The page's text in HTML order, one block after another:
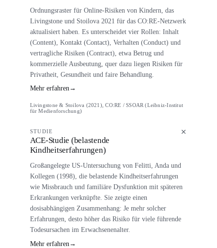
Ordnungsraster für Online-Risiken von Kindern, das
Livingstone und Stoilova 2021 für das CO:RE-Netzwerk
aktualisiert haben. Es unterscheidet vier Rollen: Inhalt
(Content), Kontakt (Contact), Verhalten (Conduct) und
vertragliche Risiken (Contract), etwa Betrug und
kommerzielle Ausbeutung, quer dazu liegen Risiken für
Privatheit, Gesundheit und faire Behandlung.
Mehr erfahren →
Livingstone & Stoilova (2021), CO:RE / SSOAR (Leibniz-Institut
für Medienforschung)
STUDIE
ACE-Studie (belastende
Kindheitserfahrungen)
Großangelegte US-Untersuchung von Felitti, Anda und
Kollegen (1998), die belastende Kindheitserfahrungen
wie Missbrauch und familiäre Dysfunktion mit späteren
Erkrankungen verknüpfte. Sie zeigte einen
dosisabhängigen Zusammenhang: Je mehr solcher
Erfahrungen, desto höher das Risiko für viele führende
Todesursachen im Erwachsenenalter.
Mehr erfahren →